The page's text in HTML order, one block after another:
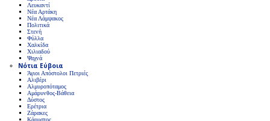
Λευκαντί
Νέα Αρτάκη
Νέα Λάμψακος
Πολιτικά
Στενή
Φύλλα
Χαλκίδα
Χιλιαδού
Ψαχνά
Νότια Εύβοια
Άγιοι Απόστολοι Πετριές
Αλιβέρι
Αλμυροπόταμος
Αμάρυνθος-Βάθεια
Δύστος
Ερέτρια
Ζάρακες
Κάρυστος